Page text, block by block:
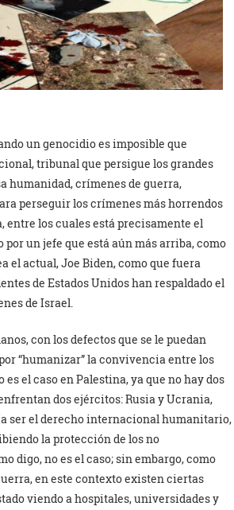
un genocidio es imposible que
tribunal que persigue los grandes
humanidad, crímenes de guerra,
perseguir los crímenes más horrendos
entre los cuales está precisamente el
por un jefe que está aún más arriba, como
el actual, Joe Biden, como que fuera
de Estados Unidos han respaldado el
de Israel.
con los defectos que se le puedan
“humanizar” la convivencia entre los
el caso en Palestina, ya que no hay dos
dos ejércitos: Rusia y Ucrania,
ser el derecho internacional humanitario,
la protección de los no
digo, no es el caso; sin embargo, como
en este contexto existen ciertas
viendo a hospitales, universidades y